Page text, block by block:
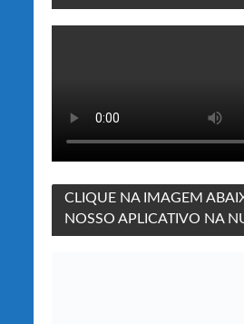
CLIQUE NA IMAGEM
NOSSO APLICATIVO NA